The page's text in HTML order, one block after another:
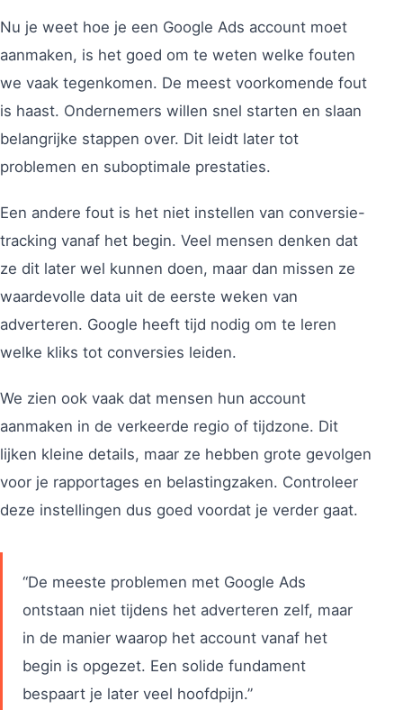
Nu je weet hoe je een Google Ads account moet
aanmaken, is het goed om te weten welke fouten
we vaak tegenkomen. De meest voorkomende fout
is haast. Ondernemers willen snel starten en slaan
belangrijke stappen over. Dit leidt later tot
problemen en suboptimale prestaties.
Een andere fout is het niet instellen van conversie-
tracking vanaf het begin. Veel mensen denken dat
ze dit later wel kunnen doen, maar dan missen ze
waardevolle data uit de eerste weken van
adverteren. Google heeft tijd nodig om te leren
welke kliks tot conversies leiden.
We zien ook vaak dat mensen hun account
aanmaken in de verkeerde regio of tijdzone. Dit
lijken kleine details, maar ze hebben grote gevolgen
voor je rapportages en belastingzaken. Controleer
deze instellingen dus goed voordat je verder gaat.
“De meeste problemen met Google Ads
ontstaan niet tijdens het adverteren zelf, maar
in de manier waarop het account vanaf het
begin is opgezet. Een solide fundament
bespaart je later veel hoofdpijn.”